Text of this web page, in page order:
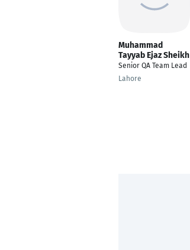
Muhammad
Tayyab Ejaz Sheikh
Senior QA Team Lead
Lahore